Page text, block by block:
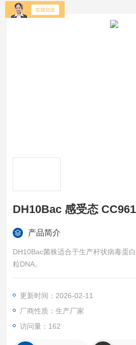
DH10Bac 感受态
产品简介
DH10Bac菌株适合于生产杆状病毒蛋
粒DNA。
更新时间：2026-02-11
厂商性质：生产厂家
访问量：162